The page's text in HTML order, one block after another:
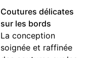
Coutures délicates
sur les bords
La conception
soignée et raffinée